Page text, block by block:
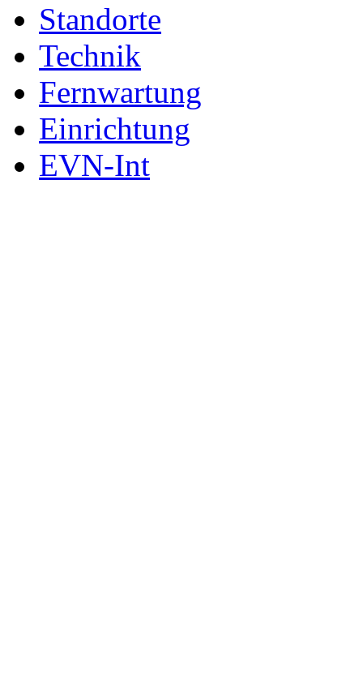
Standorte
Technik
Fernwartung
Einrichtung
EVN-Int